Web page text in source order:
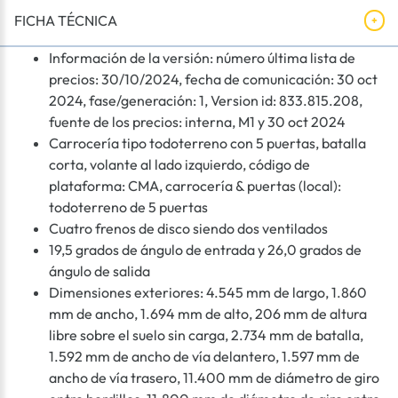
FICHA TÉCNICA
Información de la versión: número última lista de
precios: 30/10/2024, fecha de comunicación: 30 oct
2024, fase/generación: 1, Version id: 833.815.208,
fuente de los precios: interna, M1 y 30 oct 2024
Carrocería tipo todoterreno con 5 puertas, batalla
corta, volante al lado izquierdo, código de
plataforma: CMA, carrocería & puertas (local):
todoterreno de 5 puertas
Cuatro frenos de disco siendo dos ventilados
19,5 grados de ángulo de entrada y 26,0 grados de
ángulo de salida
Dimensiones exteriores: 4.545 mm de largo, 1.860
mm de ancho, 1.694 mm de alto, 206 mm de altura
libre sobre el suelo sin carga, 2.734 mm de batalla,
1.592 mm de ancho de vía delantero, 1.597 mm de
ancho de vía trasero, 11.400 mm de diámetro de giro